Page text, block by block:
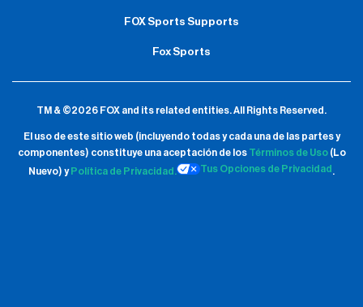
FOX Sports Supports
Fox Sports
TM & ©2026 FOX and its related entities.All Rights Reserved.
El uso de este sitio web (incluyendo todas y cada una de las partes y
componentes) constituye una aceptación de los Términos de Uso(Lo
Nuevo) y Política de Privacidad. Tus Opciones de Privacidad .